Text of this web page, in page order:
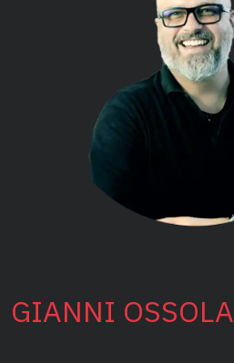
GIANNI OSSOLA